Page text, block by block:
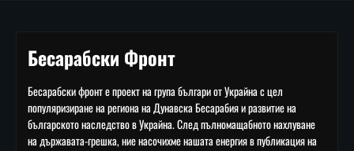
Бесарабски Фронт
Бесарабски фронт е проект на група българи от Украйна с цел
популяризиране на региона на Дунавска Бесарабия и развитие на
българското наследство в Украйна. След пълномащабното нахлуване
на държавата-грешка, ние насочихме нашата енергия в публикация на